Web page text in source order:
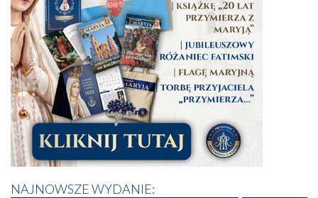
NAJNOWSZE WYDANIE: